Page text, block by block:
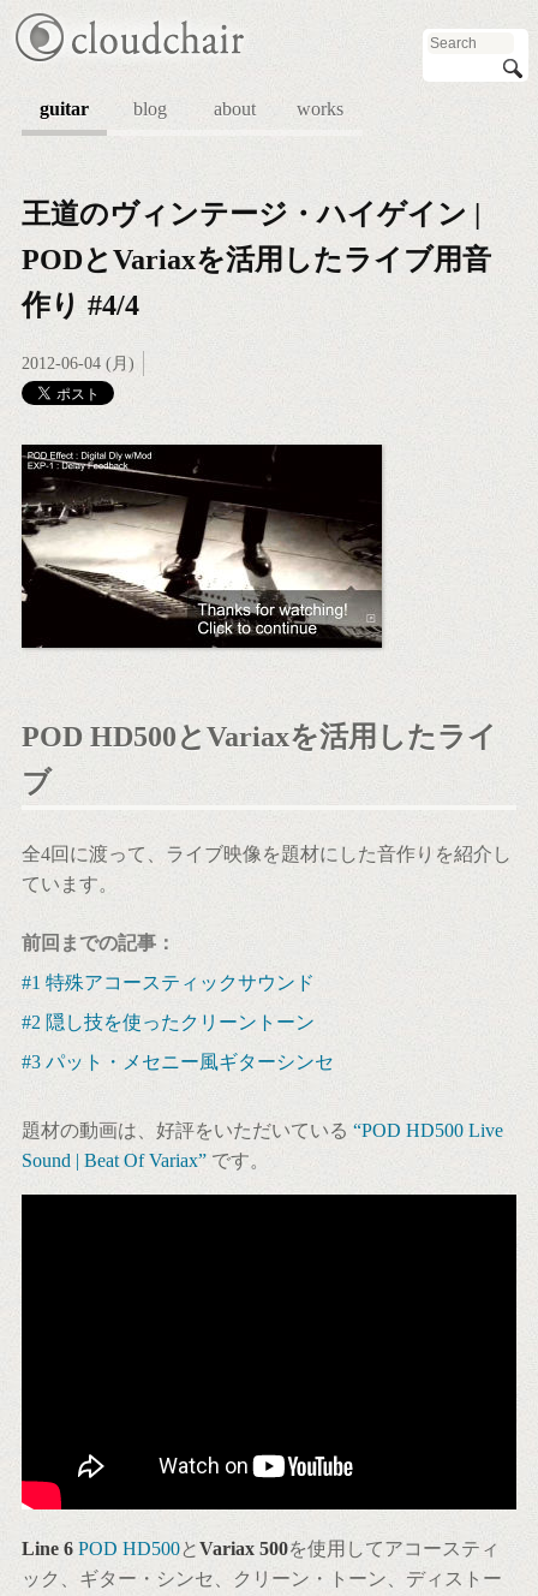
guitar blog about works
王道のヴィンテージ・ハイゲイン |
PODとVariaxを活用したライブ用音
作り #4/4
2012-06-04 (月)
POD HD500とVariaxを活用したライ
ブ
全4回に渡って、ライブ映像を題材にした音作りを紹介し
ています。
前回までの記事：
#1 特殊アコースティックサウンド
#2 隠し技を使ったクリーントーン
#3 パット・メセニー風ギターシンセ
題材の動画は、好評をいただいている “POD HD500 Live
Sound | Beat Of Variax” です。
Line 6 POD HD500とVariax 500を使用してアコースティ
ック、ギター・シンセ、クリーン・トーン、ディストー